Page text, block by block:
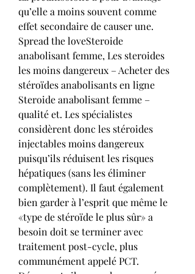
qu’elle a moins souvent comme
effet secondaire de causer une.
Spread the loveSteroide
anabolisant femme, Les steroides
les moins dangereux – Acheter des
stéroïdes anabolisants en ligne
Steroide anabolisant femme –
qualité et. Les spécialistes
considèrent donc les stéroides
injectables moins dangereux
puisqu’ils réduisent les risques
hépatiques (sans les éliminer
complètement). Il faut également
bien garder à l’esprit que même le
«type de stéroïde le plus sûr» a
besoin doit se terminer avec
traitement post-cycle, plus
communément appelé PCT.